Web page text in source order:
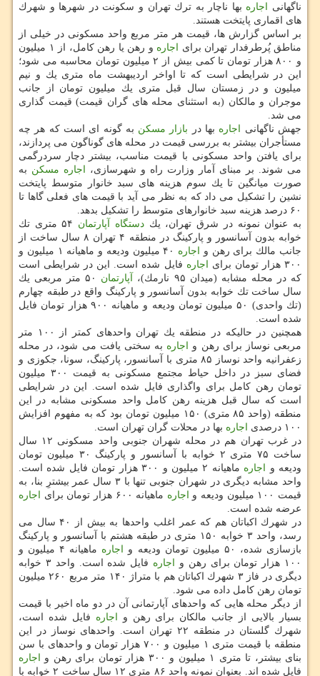
ناگهانی اجاره بها ناچار به ترك تهران و سكونت در شهرها و شهرك
های اقماری پایتخت هستند.
بر اساس گزارش ها، قیمت هر متر مربع واحد مسكونی در خیلی از
مناطق پُرطرفدار تهران برای اجاره
و رهن یا رهن كامل، از ۱ میلیون
و ۸۰۰ هزار تومان تا كمی بیش از ۲ میلیون تومان محاسبه می شود؛
این در شرایطی است كه تا اواخر اردیبهشت ماه متری یك و نیم
میلیون و در زمستان سال قبل متری یك میلیون تومان از جانب
موجران و مالكان (به استثنای محله های گران قیمت) قیمت گذاری
می شد.
جهش ناگهانی اجاره بها در بازار مسكن به گونه ای است كه هر چه
مستأجران بیشتر به بررسی قیمت در محله های گوناگون می پردازند،
برای یافتن واحد مسكونی با قیمت مناسب، بیشتر دچار سردرگمی
می شوند. بر مبنای آمار وزارت راه و شهرسازی، اجاره مسكن به
صورت میانگین تا یك سوم هزینه های سبد خانوار متوسط پایتخت
نشین را تشكیل می داد كه به نظر می آید با قیمت های فعلی گاها تا
۶۰ درصد هزینه سبد خانوارهای متوسط را تشكیل بدهد.
به عنوان نمونه در شرق تهران، یكدستگاه آپارتمان
۵۴ متری تك
خوابه بدون آسانسور و پاركینگ در منطقه ۴ تهران ۸ سال ساخت از
جانب مالك برای رهن و اجاره
۴۰ میلیون ودیعه و ماهیانه ۱ میلیون و
۳۰۰ هزار تومان برای
اجاره فایل شده است. این در شرایطی است
كه در محله مشابه (میدان ۹۵ نارمك)،
آپارتمان
۵۰ متر مربعی یك
سال ساخت تك خوابه بدون آسانسور و پاركینگ واقع در طبقه چهارم
(تك واحدی) ۵۰ میلیون تومان ودیعه و ماهیانه ۹۰۰ هزار تومان فایل
شده است.
همچنین در حالیكه در منطقه یك تهران واحدهای كمتر از ۱۰۰ متر
مربعی نوساز برای رهن و اجاره به سختی یافت می شود، در محله
زعفرانیه واحد نوساز ۸۵ متری با آسانسور، پاركینگ، سونا، جكوزی و
فضای سبز در داخل حیاط مجتمع مسكونی به قیمت ۳۰۰ میلیون
تومان رهن كامل برای واگذاری فایل شده است. این در شرایطی
است كه سال قبل هزینه رهن كامل واحد مسكونی مشابه در این
منطقه (واحد ۸۵ متری) ۱۵۰ میلیون تومان بود كه به مفهوم افزایش
۱۰۰ درصدی
اجاره بها در محلات گران تهران است.
در غرب تهران هم در محله شهران جنوبی واحد مسكونی ۱۲ سال
ساخت ۷۵ متری ۲ خوابه با آسانسور و پاركینگ ۳۰ میلیون تومان
ودیعه و اجاره
ماهیانه ۲ میلیون و ۳۰۰ هزار تومان فایل شده است.
واحد مشابه دیگری در شهران جنوبی تنها با ۳ سال عمر بیشترِ بنا، به
قیمت ۱۰۰ میلیون ودیعه و
اجاره ماهیانه ۶۰۰ هزار تومان برای
اجاره
عرضه شده است.
در شهرك اكباتان هم كه عمر اغلب واحدها به بیش از ۴۰ سال می
رسد، واحد ۳ خوابه ۱۵۰ متری در طبقه هشتم با آسانسور و پاركینگ
بازسازی شده، ۵۰ میلیون تومان ودیعه و
اجاره
ماهیانه ۴ میلیون و
۱۰۰ هزار تومان برای رهن و
اجاره
فایل شده است. واحد ۳ خوابه
دیگری در فاز ۳ شهرك اكباتان هم با متراژ ۱۴۰ متر مربع ۲۶۰ میلیون
تومان رهن كامل داده می شود.
از دیگر محله هایی كه واحدهای آپارتمانی آن در دو ماه اخیر با قیمت
بسیار بالایی از جانب مالكان برای رهن و اجاره فایل شده است،
شهرك گلستان در منطقه ۲۲ تهران است. واحدهای نوساز در این
منطقه با قیمت متری ۱ میلیون و ۷۰۰ هزار تومان و واحدهای با سن
بنای بیشتر، تا متری ۱ میلیون و ۳۰۰ هزار تومان برای رهن و
اجاره
فایل شده اند. بعنوان نمونه واحد ۸۶ متری ۱۲ سال ساخت ۲ خوابه با